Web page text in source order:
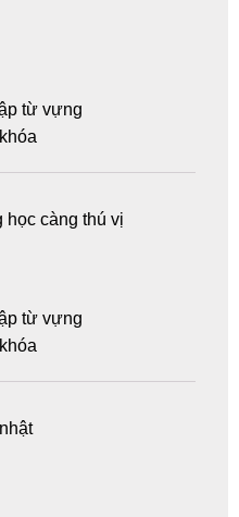
từ vựng
học càng thú vị
từ vựng